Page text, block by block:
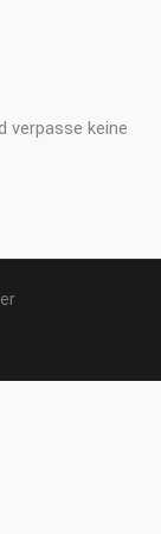
verpasse keine